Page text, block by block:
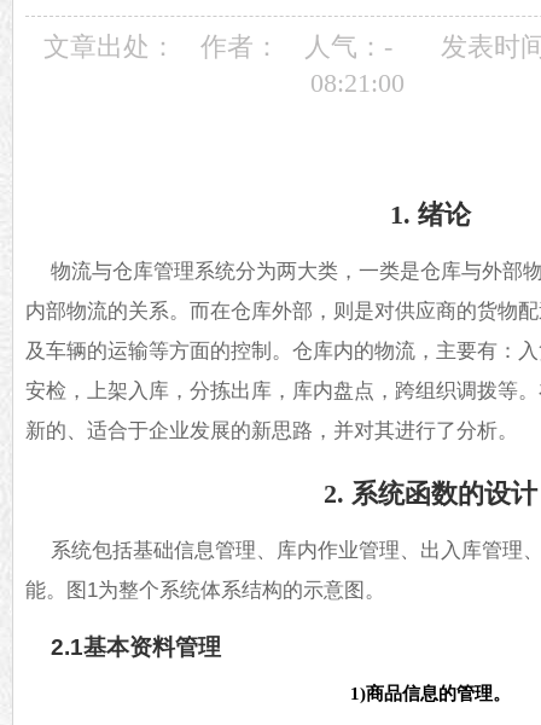
文章出处： 作者： 人气： -
发表时
08:21:00
1. 绪论
物流与仓库管理系统分为两大类，一类是仓库与外部
内部物流的关系。而在仓库外部，则是对供应商的货物
及车辆的运输等方面的控制。仓库内的物流 ，主要有：
安检，上架入库，分拣出库，库内盘点，跨组织调拨等
新的、适合于企业发展的新思路，并对其进行了分析。
2. 系统函数的设计
系统包括基础信息管理、库内作业管理、出入库管理
能。图1为整个系统体系结构的示意图。
2.1基本资料管理
1)商品信息的管理。